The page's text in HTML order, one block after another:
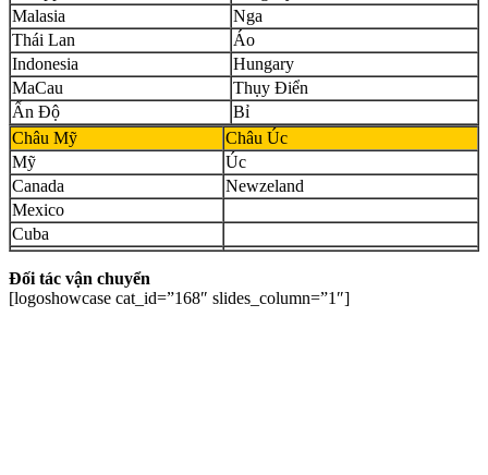
Malasia
Nga
Thái Lan
Áo
Indonesia
Hungary
MaCau
Thụy Điển
Ấn Độ
Bỉ
Châu Mỹ
Châu Úc
Mỹ
Úc
Canada
Newzeland
Mexico
Cuba
Đối tác vận chuyển
[logoshowcase cat_id=”168″ slides_column=”1″]